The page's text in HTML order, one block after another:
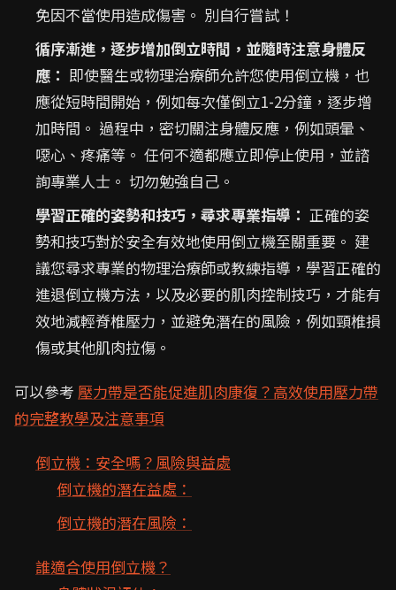
免因不當使用造成傷害。 別自行嘗試！
循序漸進，逐步增加倒立時間，並隨時注意身體反
應： 即使醫生或物理治療師允許您使用倒立機，也
應從短時間開始，例如每次僅倒立1-2分鐘，逐步增
加時間。 過程中，密切關注身體反應，例如頭暈、
噁心、疼痛等。 任何不適都應立即停止使用，並諮
詢專業人士。 切勿勉強自己。
學習正確的姿勢和技巧，尋求專業指導： 正確的姿
勢和技巧對於安全有效地使用倒立機至關重要。 建
議您尋求專業的物理治療師或教練指導，學習正確的
進退倒立機方法，以及必要的肌肉控制技巧，才能有
效地減輕脊椎壓力，並避免潛在的風險，例如頸椎損
傷或其他肌肉拉傷。
可以參考 壓力帶是否能促進肌肉康復？高效使用壓力帶
的完整教學及注意事項
倒立機：安全嗎？風險與益處
倒立機的潛在益處：
倒立機的潛在風險：
誰適合使用倒立機？